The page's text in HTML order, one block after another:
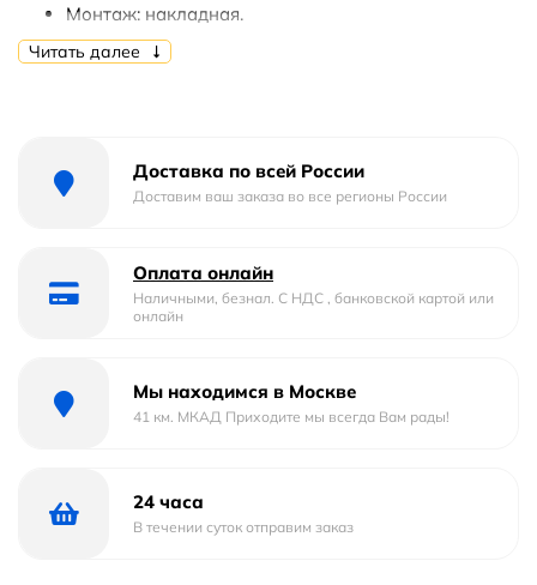
Монтаж: накладная.
В комплекте поставки:
Читать далее
Доставка по всей России
Доставим ваш заказа во все регионы России
Оплата онлайн
Наличными, безнал. С НДС , банковской картой или
онлайн
Мы находимся в Москве
41 км. МКАД Приходите мы всегда Вам рады!
24 часа
В течении суток отправим заказ